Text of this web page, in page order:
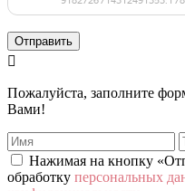
Отправить

Пожалуйста, заполните
Вами!
Нажимая на кнопку
обработку персональных